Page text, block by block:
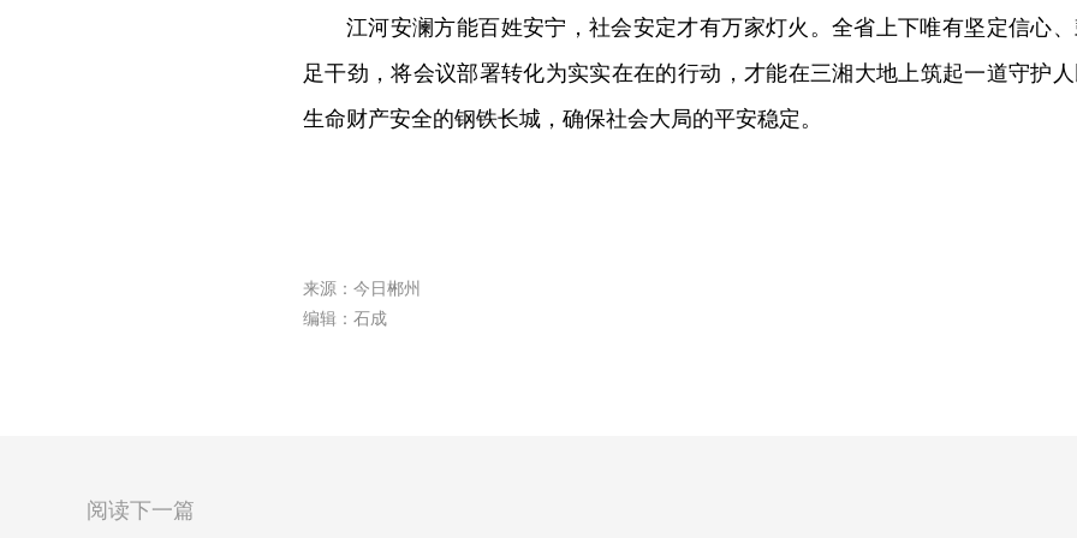
江河安澜方能百姓安宁，社会安定才有万家灯火。全省上下唯有坚定信心
足干劲，将会议部署转化为实实在在的行动，才能在三湘大地上筑起一道守护
生命财产安全的钢铁长城，确保社会大局的平安稳定。
来源：今日郴州
编辑：石成
阅读下一篇